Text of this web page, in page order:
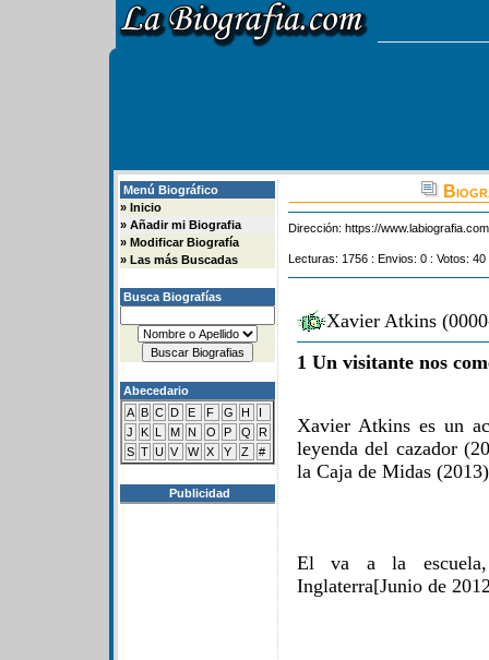
Menú Biográfico
» Inicio
» Añadir mi Biografia
» Modificar Biografía
» Las más Buscadas
Busca Biografías
Abecedario
A B C D E F G H
I
J
K L M N O P Q
R
S T U V W X Y Z #
Publicidad
Dirección: https://
Lecturas: 1756 : Envios: 0 : Votos:
Xavier Atkins
1 Un visitante nos
Xavier Atkins es un
leyenda del cazador
la Caja de Midas
El va a la escuela,
Inglaterra[Junio ​​de